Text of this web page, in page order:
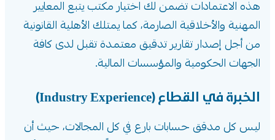
هذه الاعتمادات تضمن لك اختيار مكتب يتبع المعايير
المهنية والأخلاقية الصارمة، كما يمتلك الأهلية القانونية
من أجل إصدار تقارير تدقيق معتمدة تقبل لدى كافة
الجهات الحكومية والمؤسسات المالية.
الخبرة في القطاع (Industry Experience)
ليس كل مدقق حسابات بارع في كل المجالات، حيث أن